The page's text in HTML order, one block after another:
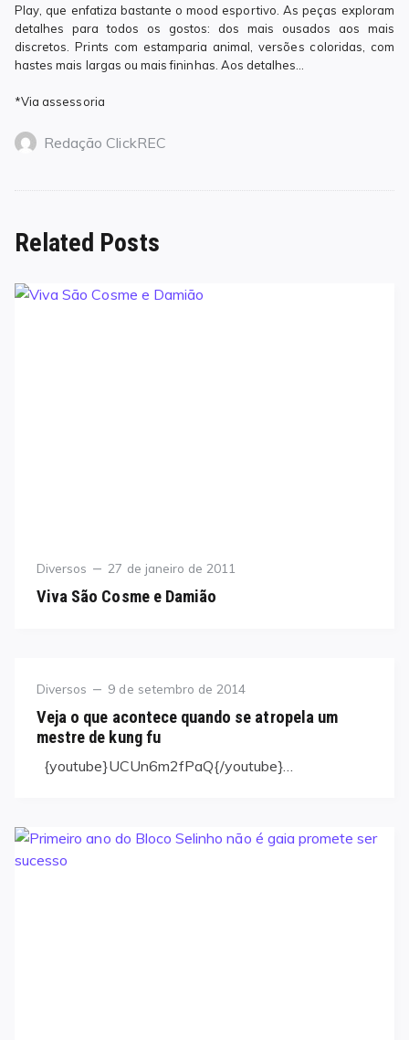
Play, que enfatiza bastante o mood esportivo. As peças exploram
detalhes para todos os gostos: dos mais ousados aos mais
discretos. Prints com estamparia animal, versões coloridas, com
hastes mais largas ou mais fininhas. Aos detalhes…
*Via assessoria
Redação ClickREC
Related Posts
Category
Diversos
Posted
27 de janeiro de 2011
Viva São Cosme e Damião
Category
Diversos
Posted
9 de setembro de 2014
Veja o que acontece quando se atropela um
mestre de kung fu
{youtube}UCUn6m2fPaQ{/youtube}…